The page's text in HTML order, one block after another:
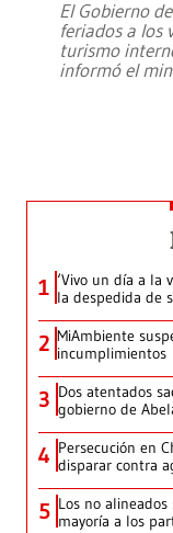
El Gobierno
feriados a los
turismo
informó el
1 ‘Vivo un día a la
la despedida de
2 MiAmbiente
incumplimientos
3 Dos atentados
gobierno de
4 Persecución en
disparar contra
5 Los no
mayoría a los